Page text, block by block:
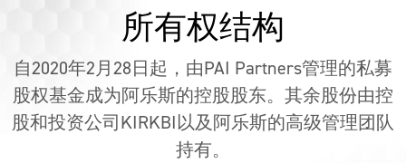
所有权结构
自2020年2月28日起，由PAI Partners管理的私募
股权基金成为阿乐斯的控股股东。其余股份由控
股和投资公司KIRKBI以及阿乐斯的高级管理团队
持有。